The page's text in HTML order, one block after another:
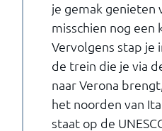
je gemak genieten
misschien nog een
Vervolgens stap je
de trein die je via
naar Verona
het noorden van
staat op de